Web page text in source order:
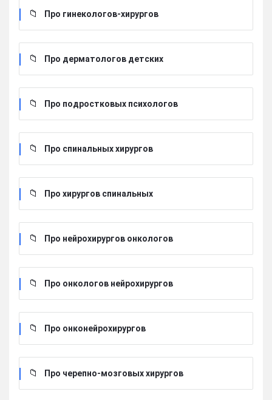
Про гинекологов-хирургов
Про дерматологов детских
Про подростковых психологов
Про спинальных хирургов
Про хирургов cпинальных
Про нейрохирургов онкологов
Про онкологов нейрохирургов
Про онконейрохирургов
Про черепно-мозговых хирургов